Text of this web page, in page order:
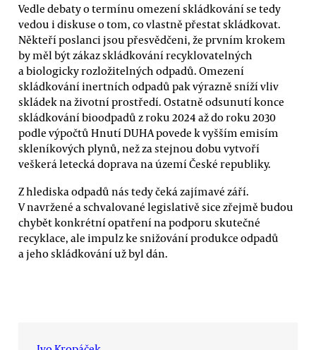
Vedle debaty o termínu omezení skládkování se tedy
vedou i diskuse o tom, co vlastně přestat skládkovat.
Někteří poslanci jsou přesvědčeni, že prvním krokem
by měl být zákaz skládkování recyklovatelných
a biologicky rozložitelných odpadů. Omezení
skládkování inertních odpadů pak výrazně sníží vliv
skládek na životní prostředí. Ostatně odsunutí konce
skládkování bioodpadů z roku 2024 až do roku 2030
podle výpočtů Hnutí DUHA povede k vyšším emisím
skleníkových plynů, než za stejnou dobu vytvoří
veškerá letecká doprava na území České republiky.
Z hlediska odpadů nás tedy čeká zajímavé září.
V navržené a schvalované legislativě sice zřejmě budou
chybět konkrétní opatření na podporu skutečné
recyklace, ale impulz ke snižování produkce odpadů
a jeho skládkování už byl dán.